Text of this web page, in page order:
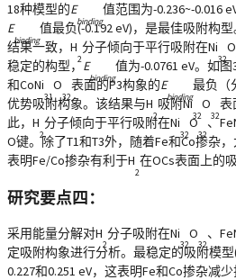
18种模型的E
binding
值范围为-0.236~-0.016
E
binding
值最负(-0.192 eV)，是最佳吸附构
结果一致，H
2
分子倾向于平行吸附在Ni
32
O
稳定的构型，E
binding
值为-0.0761 eV。如图
和CoNi
31
O
32
表面的P3构象的E
binding
最负（
优势吸附构象。该结果与H
2
吸附Ni
32
O
32
表
此，H
2
分子倾向于平行吸附在Ni
32
O
32
、
O键。除了T1和T3外，随着Fe和Co掺杂
表明Fe/Co掺杂有利于H
2
在OCs表面上的吸
研究要点四：
采用能量分解对H
2
分子吸附在Ni
32
O
32
、
定吸附构象进行分析。最稳定的吸附模型
0.227和0.251 eV，这表明Fe和Co掺杂减